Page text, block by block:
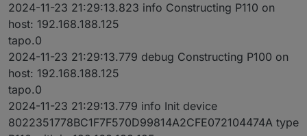
2024-11-23 21:29:13.823 info Constructing P110 on
host: 192.168.188.125
tapo.0
2024-11-23 21:29:13.779 debug Constructing P100 on
host: 192.168.188.125
tapo.0
2024-11-23 21:29:13.779 info Init device
8022351778BC1F7F570D99814A2CFE072104474A type